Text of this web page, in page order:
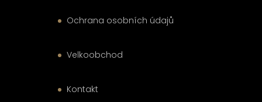
Ochrana osobních údajů
Velkoobchod
Kontakt